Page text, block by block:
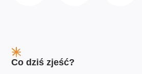
Co dziś zjeść?